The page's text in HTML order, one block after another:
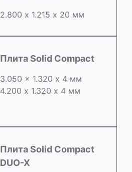
2.800 х 1.215 х 20 мм
Плита Solid Compact
3.050 x 1.320 х 4 мм
4.200 x 1.320 х 4 мм
Плита Solid Compact
DUO-X